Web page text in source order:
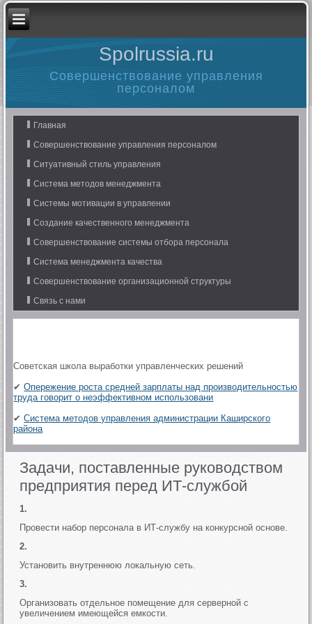
Spolrussia.ru
Совершенствование управления
персоналом
Главная
Совершенствование управления персоналом
Ситуативный стиль управления
Система методов менеджмента
Системы мотивации в управлении
Создание качественного менеджмента
Совершенствование системы отбора персонала
Система менеджмента качества
Совершенствование организационной структуры
Связь с нами
Советская школа выработки управленческих решений
✔Опережение роста средней зарплаты над производительностью
труда говорит о неэффективном использовани
✔Система методов управления администрации Каширского
района
Задачи, поставленные руководством
предприятия перед ИТ-службой
1.
Провести набор персонала в ИТ-службу на конкурсной основе.
2.
Установить внутреннюю локальную сеть.
3.
Организовать отдельное помещение для серверной с
увеличением имеющейся емкости.